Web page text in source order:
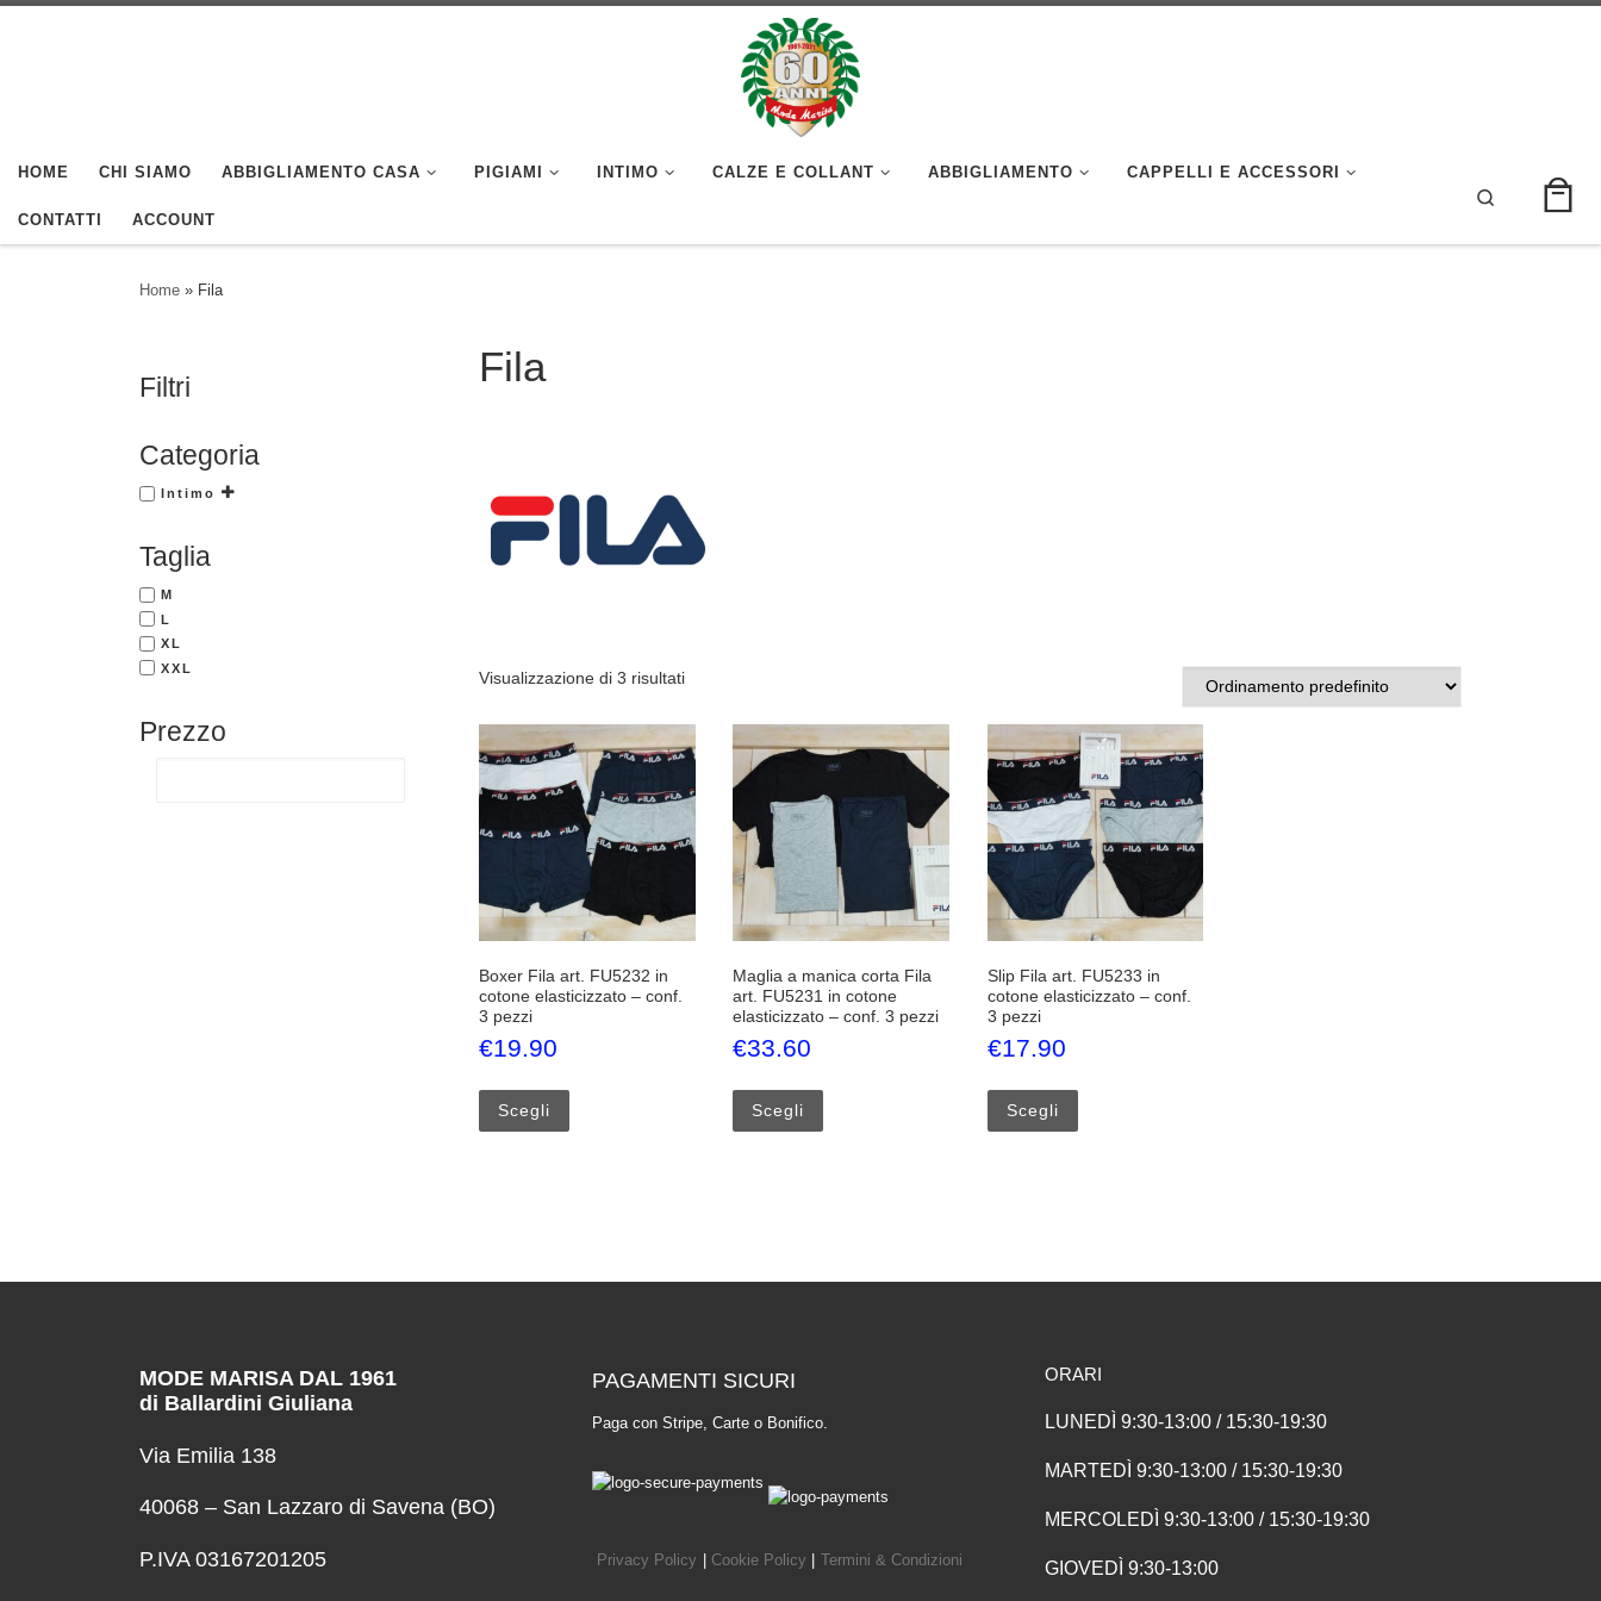
HOME CHI SIAMO ABBIGLIAMENTO CASA PIGIAMI INTIMO CALZE E COLLANT ABBIGLIAMENTO CAPPELLI E ACCESSORI
CONTATTI ACCOUNT
Search
Home » Fila
Fila
Visualizzazione di 3 risultati
Boxer Fila art. FU5232 in
cotone elasticizzato – conf.
3 pezzi
€19.90
Scegli
Maglia a manica corta Fila
art. FU5231 in cotone
elasticizzato – conf. 3 pezzi
€33.60
Scegli
Slip Fila art. FU5233 in
cotone elasticizzato – conf.
3 pezzi
€17.90
Scegli
Filtri
Categoria
Intimo
Taglia
M
L
XL
XXL
Prezzo
MODE MARISA DAL 1961
di Ballardini Giuliana
Via Emilia 138
40068 – San Lazzaro di Savena (BO)
P.IVA 03167201205
PAGAMENTI SICURI
Paga con Stripe, Carte o Bonifico.
Privacy Policy Cookie Policy Termini & Condizioni
ORARI
LUNEDÌ 9:30-13:00 / 15:30-19:30
MARTEDÌ 9:30-13:00 / 15:30-19:30
MERCOLEDÌ 9:30-13:00 / 15:30-19:30
GIOVEDÌ 9:30-13:00